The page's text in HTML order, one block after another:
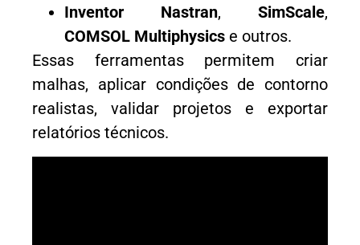
Inventor Nastran, SimScale,
COMSOL Multiphysics e outros.
Essas ferramentas permitem criar
malhas, aplicar condições de contorno
realistas, validar projetos e exportar
relatórios técnicos.